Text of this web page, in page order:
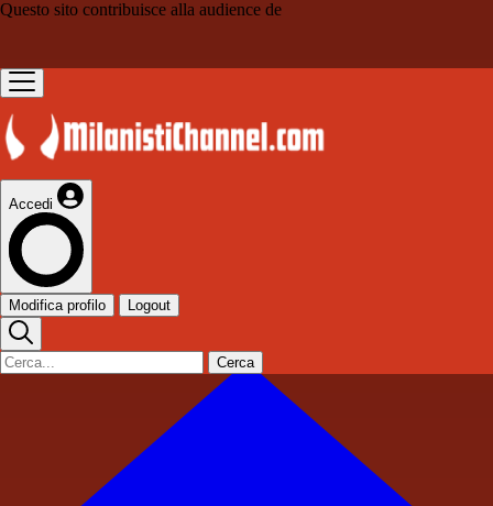
Questo sito contribuisce alla audience de
Accedi
Modifica profilo Logout
Cerca